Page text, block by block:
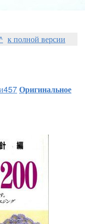
к полной версии
Оригинальное